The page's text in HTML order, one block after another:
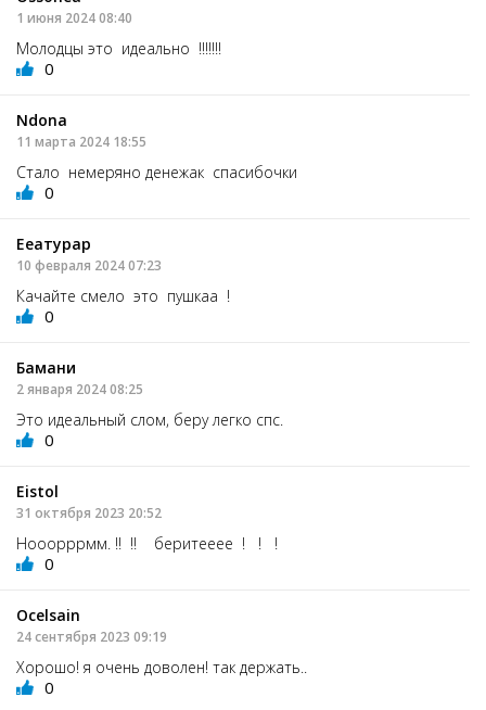
1 июня 2024 08:40
Молодцы это идеально !!!!!!!
0
Ndona
11 марта 2024 18:55
Стало немеряно денежак спасибочки
0
Ееатурар
10 февраля 2024 07:23
Качайте смело это пушкаа !
0
Бамани
2 января 2024 08:25
Это идеальный слом, беру легко спс.
0
Eistol
31 октября 2023 20:52
Нооорррмм. !! !! беритееее ! ! !
0
Ocelsain
24 сентября 2023 09:19
Хорошо! я очень доволен! так держать..
0